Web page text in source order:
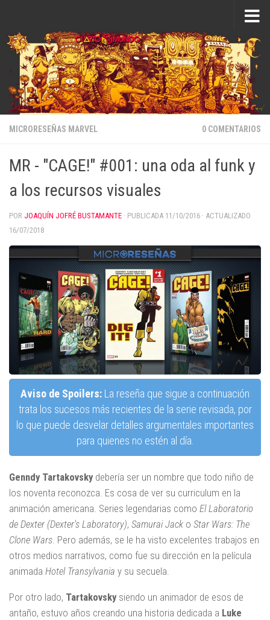
MICRORESEÑAS MARVEL 0 COMENTARIOS
MR - "CAGE!" #001: una oda al funk y
a los recursos visuales
POR JOAQUÍN JOFRÉ BUSTAMANTE · PUBLICADA 11/10/2016 · ACTUALIZADO
16/07/2018
Aviso de Spoilers: La reseña que sigue a continuación
trata los sucesos más recientes de la serie revisada, por
lo que puede desvelar detalles argumentales importantes
para quienes no estén al día.
Genndy Tartakovsky debería ser un nombre que todo niño de
los noventa reconozca. Es cosa de ver su curriculum en la
animación americana. Series legendarias como El Laboratorio
de Dexter (Dexter's Laboratory), Samurai Jack o Star Wars: The
Clone Wars. Pero además, se le ha visto excelentes trabajos en
otros medios narrativos, como fue su dirección en la película
animada Hotel Transylvania y su secuela.
Por otro lado, Tartakovsky siendo un animador de esos de
antaño, estuvo años creando una historia dedicada a Luke